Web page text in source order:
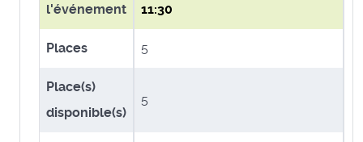
l'événement
11:30
Places 5
Place(s)
disponible(s)
5